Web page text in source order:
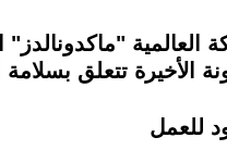
الأخيرة تتعلق
للعمل